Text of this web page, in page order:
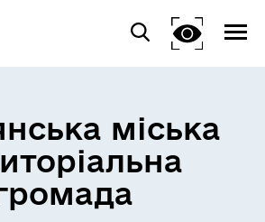
міська